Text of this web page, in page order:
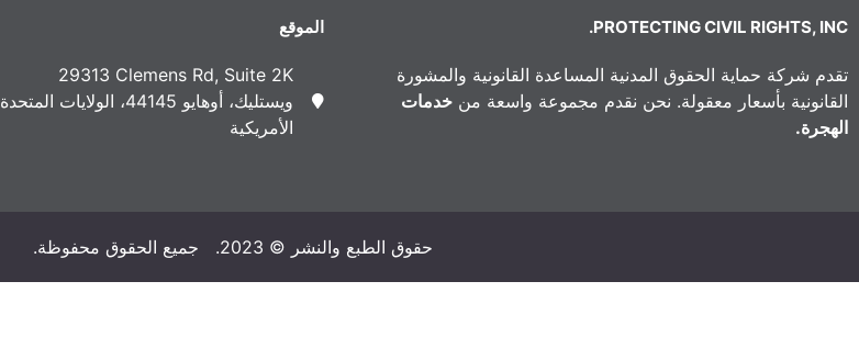
PROTECTING CIVIL RIGHTS, INC.
تقدم شركة حماية الحقوق المدنية المساعدة القانونية والمشورة
القانونية بأسعار معقولة. نحن نقدم مجموعة واسعة من خدمات
الهجرة.
الموقع
29313 Clemens Rd, Suite 2K
ويستليك، أوهايو 44145، الولايات المتحدة
الأمريكية
حقوق الطبع والنشر © 2023. جميع الحقوق محفوظة.